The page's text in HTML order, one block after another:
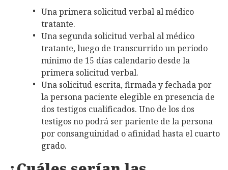
Una primera solicitud verbal al médico
tratante.
Una segunda solicitud verbal al médico
tratante, luego de transcurrido un periodo
mínimo de 15 días calendario desde la
primera solicitud verbal.
Una solicitud escrita, firmada y fechada por
la persona paciente elegible en presencia de
dos testigos cualificados. Uno de los dos
testigos no podrá ser pariente de la persona
por consanguinidad o afinidad hasta el cuarto
grado.